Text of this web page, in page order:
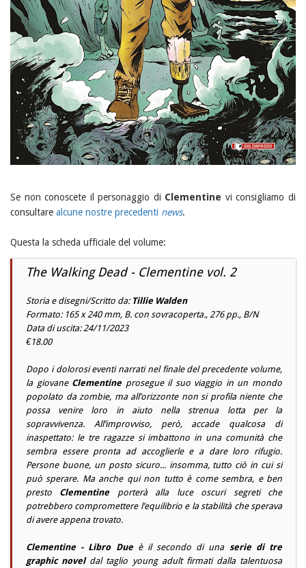
Se non conoscete il personaggio di Clementine vi consigliamo di
consultare alcune nostre precedenti news.
Questa la scheda ufficiale del volume:
The Walking Dead - Clementine vol. 2
Storia e disegni/Scritto da: Tillie Walden
Formato: 165 x 240 mm, B. con sovracoperta., 276 pp., B/N
Data di uscita: 24/11/2023
€18.00
Dopo i dolorosi eventi narrati nel finale del precedente volume,
la giovane Clementine prosegue il suo viaggio in un mondo
popolato da zombie, ma all’orizzonte non si profila niente che
possa venire loro in aiuto nella strenua lotta per la
sopravvivenza. All’improvviso, però, accade qualcosa di
inaspettato: le tre ragazze si imbattono in una comunità che
sembra essere pronta ad accoglierle e a dare loro rifugio.
Persone buone, un posto sicuro... insomma, tutto ciò in cui si
può sperare. Ma anche qui non tutto è come sembra, e ben
presto Clementine porterà alla luce oscuri segreti che
potrebbero compromettere l’equilibrio e la stabilità che sperava
di avere appena trovato.
Clementine - Libro Dueè il secondo di una serie di tre
graphic noveldal taglio young adult firmati dalla talentuosa